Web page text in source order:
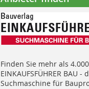
Finden Sie mehr als
EINKAUFSFÜHRER BAU -
Suchmaschine für